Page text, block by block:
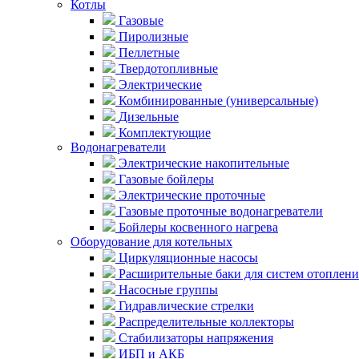
Котлы
Газовые
Пиролизные
Пеллетные
Твердотопливные
Электрические
Комбинированные (универсальные)
Дизельные
Комплектующие
Водонагреватели
Электрические накопительные
Газовые бойлеры
Электрические проточные
Газовые проточные водонагреватели
Бойлеры косвенного нагрева
Оборудование для котельных
Циркуляционные насосы
Расширительные баки для систем
Насосные группы
Гидравлические стрелки
Распределительные коллекторы
Стабилизаторы напряжения
ИБП и АКБ